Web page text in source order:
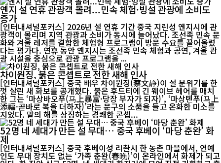
옌지 설 연휴 관광객 몰려...민속 체험·빙설 관광에 소비도
증가
[인터내셔널포커스] 2026년 설 연휴 기간 중국 지린성 옌지시에 관
광객이 몰리며 지역 관광과 소비가 동시에 늘어났다. 조선족 민속 문
화와 겨울 레저를 결합한 체험형 프로그램이 방문 수요를 끌어올렸
다는 평가다. 연휴 동안 옌지시는 조선족 민속 체험과 공연, 겨울 관
광 시설을 중심으로 관광 프로그램을 ...
차이원징, 붉은 콘셉트로 전한 새해 인사
[인터내셔널포커스] 중국 배우 차이원징(蔡文静)이 설 분위기를 한
껏 살린 새 화보를 공개했다. 붉은 후드티에 긴 웨이브 헤어를 매치
한 그는 ‘마상바오푸(马上暴富·당장 부자가 되자)’, ‘마상톈푸(马上
添福·곧바로 복을 더하자)’라는 문구의 소품을 들고 온화한 미소를
지었다. 말의 해를 상징하는 경쾌한 콘셉...
52명 네 세대가 만든 설 무대… 중국 후베이 ‘마당 춘완’ 화
제
[인터내셔널포커스] 중국 후베이성 리촨시 한 농촌 마을에서, 연예
인도 무대 장치도 없는 ‘가족 춘완(春晚)’이 온라인에서 화제가 되고